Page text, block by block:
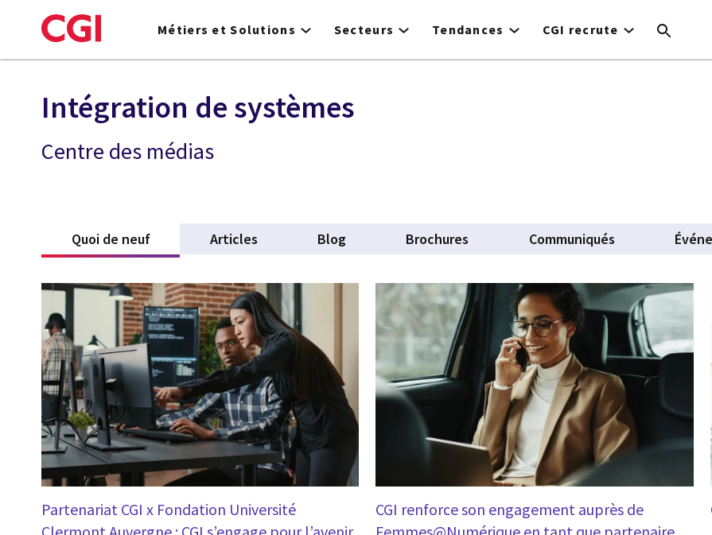
to
Métiers et Solutions Secteurs Tendances CGI recrute
Intégration de systèmes
Centre des médias
Quoi de neuf(active tab)Articles Blog Brochures Communiqués
Partenariat CGI x Fondation Université
CGI renforce son engagement auprès de